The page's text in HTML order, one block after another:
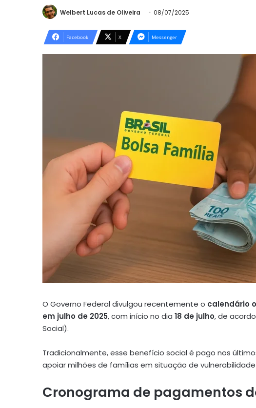
Welbert Lucas de Oliveira 08/07/2025
Facebook X Messenger
O Governo Federal divulgou recentemente o calendário
em julho de 2025, com início no dia 18 de julho, de
Social).
Tradicionalmente, esse benefício social é pago nos
apoiar milhões de famílias em situação de vulnerabilidade
Cronograma de pagamentos